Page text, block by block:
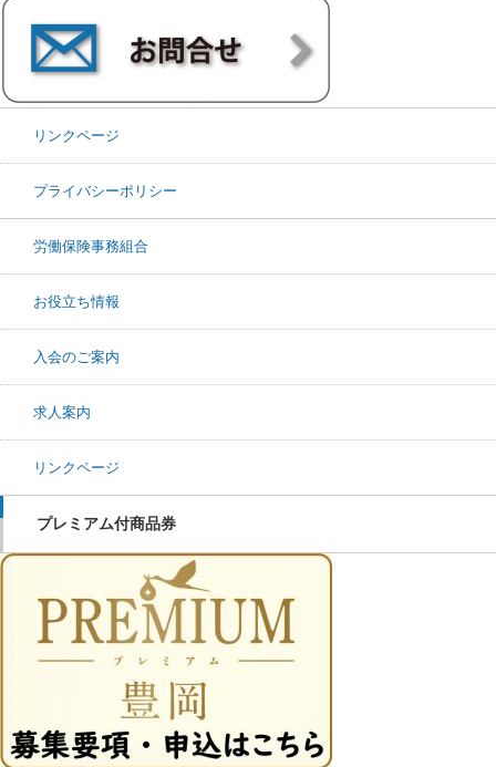
リンクページ
プライバシーポリシー
労働保険事務組合
お役立ち情報
入会のご案内
求人案内
リンクページ
プレミアム付商品券